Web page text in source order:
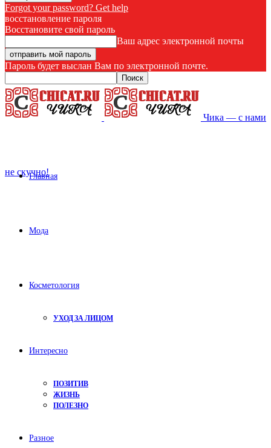
Forgot your password? Get help
восстановление пароля
Восстановите свой пароль
Ваш адрес электронной почты
Пароль будет выслан Вам по электронной почте.
Чика — с нами
не скучно!
Главная
Мода
Косметология
УХОД ЗА ЛИЦОМ
Интересно
ПОЗИТИВ
ЖИЗНЬ
ПОЛЕЗНО
Разное